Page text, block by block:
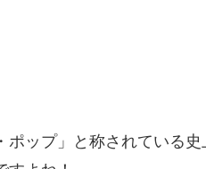
ポップ」と称されている